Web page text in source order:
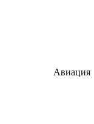
Авиация